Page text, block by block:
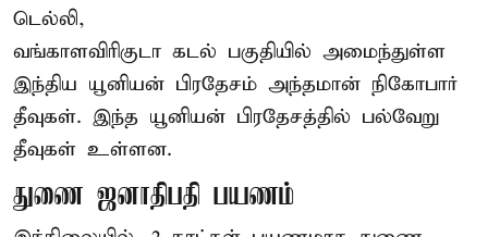
டெல்லி,
வங்காளவிரிகுடா கடல் பகுதியில் அமைந்துள்ள
இந்திய யூனியன் பிரதேசம் அந்தமான் நிகோபார்
தீவுகள். இந்த யூனியன் பிரதேசத்தில் பல்வேறு
தீவுகள் உள்ளன.
துணை ஜனாதிபதி பயணம்